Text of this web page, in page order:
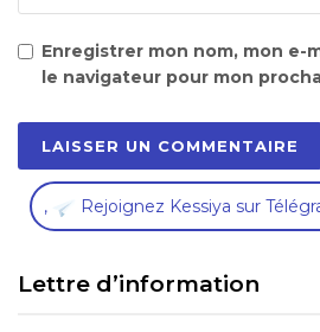
Enregistrer mon nom, mon e-
le navigateur pour mon
, Rejoignez Kessiya sur
Lettre d’information